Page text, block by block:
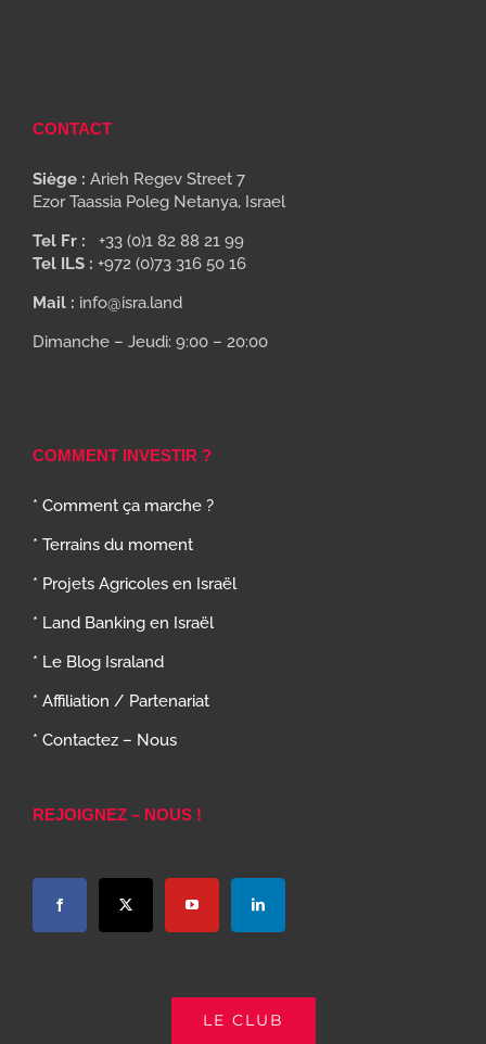
CONTACT
Siège : Arieh Regev Street 7
Ezor Taassia Poleg Netanya, Israel
Tel Fr : +33 (0)1 82 88 21 99
Tel ILS : +972 (0)73 316 50 16
Mail : info@isra.land
Dimanche – Jeudi: 9:00 – 20:00
COMMENT INVESTIR ?
* Comment ça marche ?
* Terrains du moment
* Projets Agricoles en Israël
* Land Banking en Israël
* Le Blog Israland
* Affiliation / Partenariat
* Contactez – Nous
REJOIGNEZ – NOUS !
LE CLUB